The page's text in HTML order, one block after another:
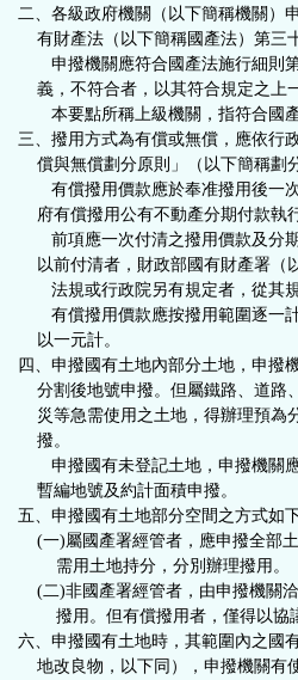
二、各級政府機關（以下簡稱機關）
有財產法（以下簡稱國產法）第三
申撥機關應符合國產法施行細則第
義，不符合者，以其符合規定之上
本要點所稱上級機關，指符合國產
三、撥用方式為有償或無償，應依行
償與無償劃分原則」（以下簡稱劃
有償撥用價款應於奉准撥用後一次
府有償撥用公有不動產分期付款執
前項應一次付清之撥用價款及分期
以前付清者，財政部國有財產署（
法規或行政院另有規定者，從其規
有償撥用價款應按撥用範圍逐一計
以一元計。
四、申撥國有土地內部分土地，申撥
分割後地號申撥。但屬鐵路、道路
災等急需使用之土地，得辦理預為
撥。
申撥國有未登記土地，申撥機關應
暫編地號及約計面積申撥。
五、申撥國有土地部分空間之方式如下
(一)屬國產署經管者，應申撥全部
需用土地持分，分別辦理撥用。
(二)非國產署經管者，由申撥機關
撥用。但有償撥用者，僅得以協議
六、申撥國有土地時，其範圍內之國
地改良物，以下同），申撥機關有